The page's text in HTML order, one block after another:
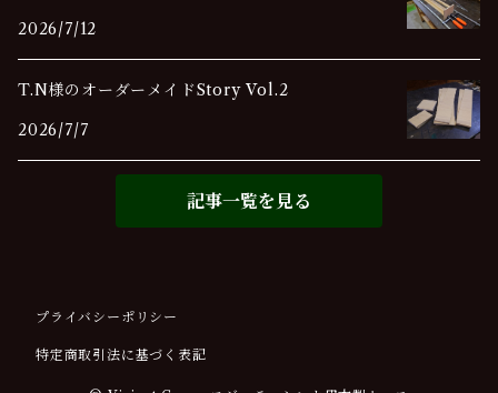
2026/7/12
T.N様のオーダーメイドStory Vol.2
2026/7/7
記事一覧を見る
プライバシーポリシー
特定商取引法に基づく表記